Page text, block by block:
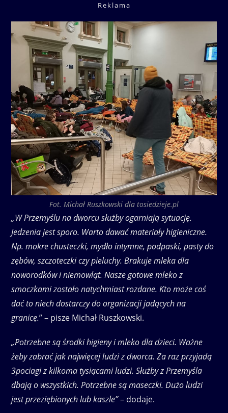
Reklama
Fot. Michał Ruszkowski dla tosiedzieje.pl
„W Przemyślu na dworcu służby ogarniają sytuację.
Jedzenia jest sporo. Warto dawać materiały higieniczne.
Np. mokre chusteczki, mydło intymne, podpaski, pasty do
zębów, szczoteczki czy pieluchy. Brakuje mleka dla
noworodków i niemowląt. Nasze gotowe mleko z
smoczkami zostało natychmiast rozdane. Kto może coś
dać to niech dostarczy do organizacji jadących na
granicę.” – pisze Michał Ruszkowski.
„Potrzebne są środki higieny i mleko dla dzieci. Ważne
żeby zabrać jak najwięcej ludzi z dworca. Za raz przyjadą
3pociagi z kilkoma tysiącami ludzi. Służby z Przemyśla
dbają o wszystkich. Potrzebne są maseczki. Dużo ludzi
jest przeziębionych lub kaszle”– dodaje.